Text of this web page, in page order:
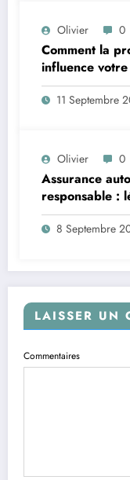
Olivier 0
Comment la
influence
11 Septembre
Olivier 0
Assurance
responsable :
8 Septembre
LAISSER UN
Commentaires